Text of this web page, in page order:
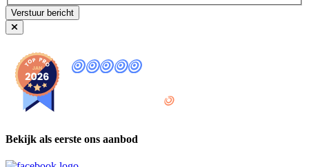
Bekijk als eerste ons aanbod